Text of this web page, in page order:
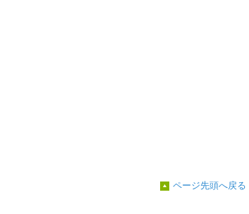
ページ先頭へ戻る